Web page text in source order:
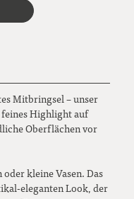
Mitbringsel – unser
Highlight auf
Oberflächen vor
kleine Vasen. Das
eleganten Look, der